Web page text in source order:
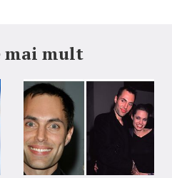
mai mult